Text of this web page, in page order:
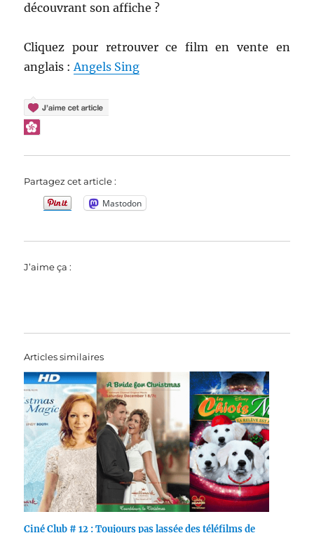
découvrant son affiche ?
Cliquez pour retrouver ce film en vente en
anglais :Angels Sing
Partagez cet article :
Mastodon
J’aime ça :
Articles similaires
Ciné Club # 12 : Toujours pas lassée des téléfilms de